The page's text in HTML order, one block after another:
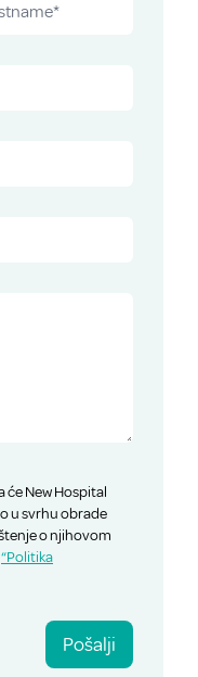
New Hospital
u svrhu obrade
o njihovom
“Politika
Pošalji